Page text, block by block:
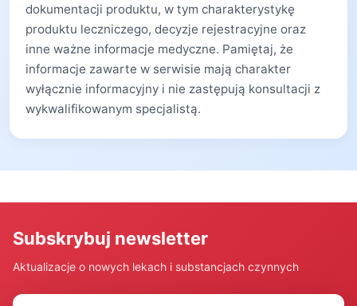
dokumentacji produktu, w tym charakterystykę
produktu leczniczego, decyzje rejestracyjne oraz
inne ważne informacje medyczne. Pamiętaj, że
informacje zawarte w serwisie mają charakter
wyłącznie informacyjny i nie zastępują konsultacji z
wykwalifikowanym specjalistą.
Subskrybuj newsletter
Aktualizacje o nowych lekach i substancjach czynnych